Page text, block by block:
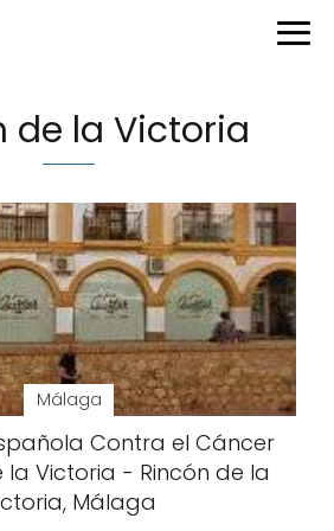
de la Victoria
Málaga
Contra el Cáncer
la Victoria - Rincón de la
Málaga